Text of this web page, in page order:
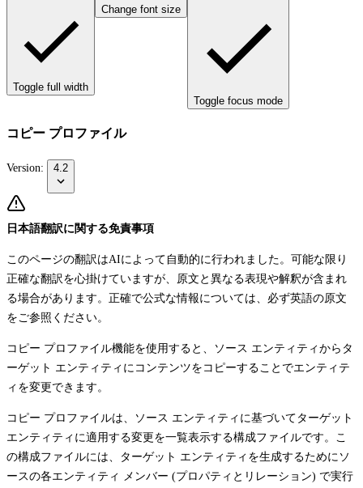
Toggle full width
Change font size
Toggle focus mode
コピー プロファイル
Version: 4.2
日本語翻訳に関する免責事項
このページの翻訳はAIによって自動的に行われました。可能な限り
正確な翻訳を心掛けていますが、原文と異なる表現や解釈が含まれ
る場合があります。正確で公式な情報については、必ず英語の原文
をご参照ください。
コピー プロファイル機能を使用すると、ソース エンティティからタ
ーゲット エンティティにコンテンツをコピーすることでエンティテ
ィを変更できます。
コピー プロファイルは、ソース エンティティに基づいてターゲット
エンティティに適用する変更を一覧表示する構成ファイルです。こ
の構成ファイルには、ターゲット エンティティを生成するためにソ
ースの各エンティティ メンバー (プロパティとリレーション) で実行